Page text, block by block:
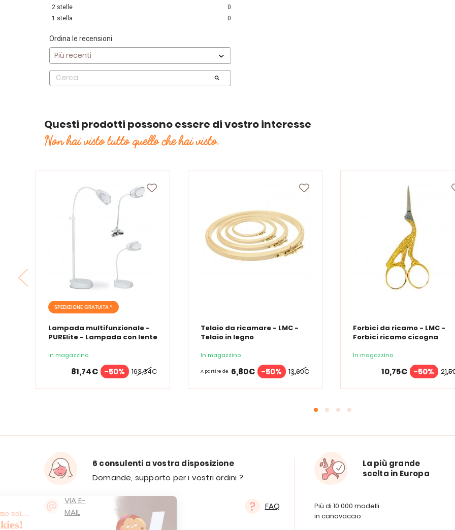
2 stelle
0
1 stella 0
Ordina le recensioni
Questi prodotti possono essere di vostro interesse
Non hai visto tutto quello che hai visto.
SPEDIZIONE GRATUITA *
Lampada multifunzionale -
PURElite - Lampada con lente
Spectrum
In magazzino
163,34€
81,74€ -50%
Telaio da ricamare - LMC -
Telaio in legno
In magazzino
13,60€
A partire de 6,80€ -50%
Forbici da ricamo - LMC -
Forbici ricamo cicogna
In magazzino
10,75€ -50%
6 consulenti a vostra disposizione
Domande, supporto per i vostri ordini ?
VIA E-
MAIL
FAQ
La più grande
scelta in Europa
Più di 10.000 modelli
in canovaccio